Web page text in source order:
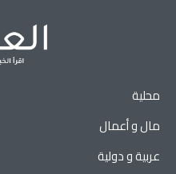
محلية
مال و أعمال
عربية و دولية